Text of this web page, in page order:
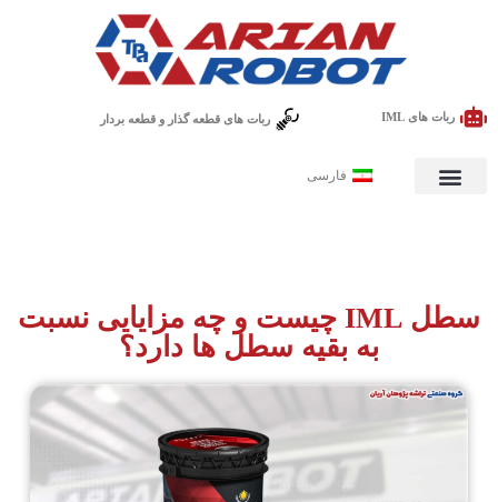
ربات های IML ربات های قطعه گذار و قطعه بردار
فارسی
سطل IML چیست و چه مزایایی نسبت
به بقیه سطل ها دارد؟